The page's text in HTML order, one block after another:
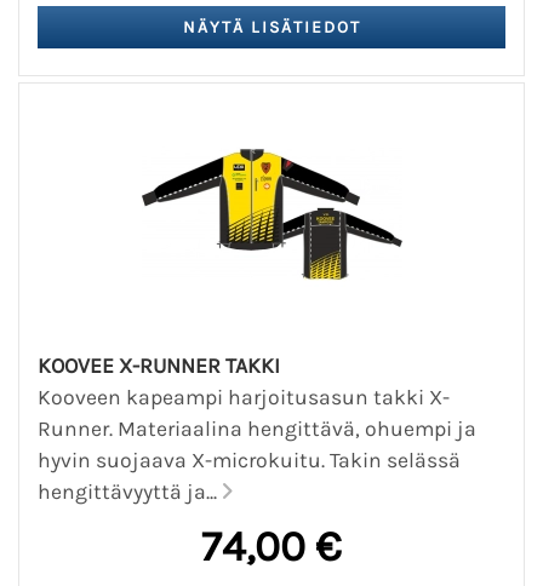
KOOVEE X-RUNNER TAKKI
Kooveen kapeampi harjoitusasun takki X-
Runner. Materiaalina hengittävä, ohuempi ja
hyvin suojaava X-microkuitu. Takin selässä
hengittävyyttä ja...
74,00 €